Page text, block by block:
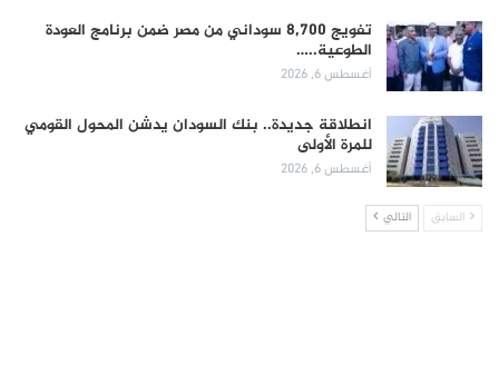
تفويج 8,700 سوداني من مصر ضمن برنامج العودة
الطوعية..…
أغسطس 6, 2026
انطلاقة جديدة.. بنك السودان يدشن المحول القومي
للمرة الأولى
أغسطس 6, 2026
السابق التالي